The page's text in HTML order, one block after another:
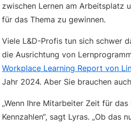
zwischen Lernen am Arbeitsplatz
für das Thema zu gewinnen.
Viele L&D-Profis tun sich schwer
die Ausrichtung von
Workplace Learning Report von
Jahr 2024. Aber Sie brauchen
„Wenn Ihre Mitarbeiter Zeit für
Kennzahlen“, sagt Lyras. „Ob